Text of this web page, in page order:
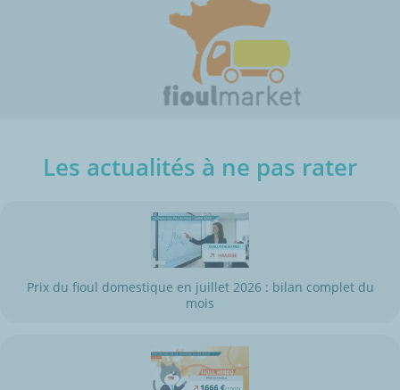
Les actualités à ne pas rater
Prix du fioul domestique en juillet 2026 : bilan complet du
mois